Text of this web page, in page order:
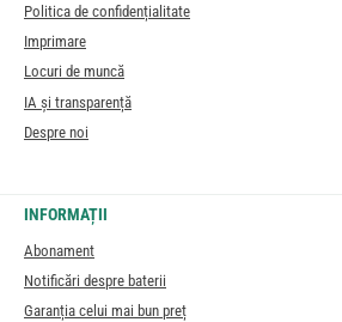
Politica de confidențialitate
Imprimare
Locuri de muncă
IA și transparență
Despre noi
INFORMAȚII
Abonament
Notificări despre baterii
Garanția celui mai bun preț